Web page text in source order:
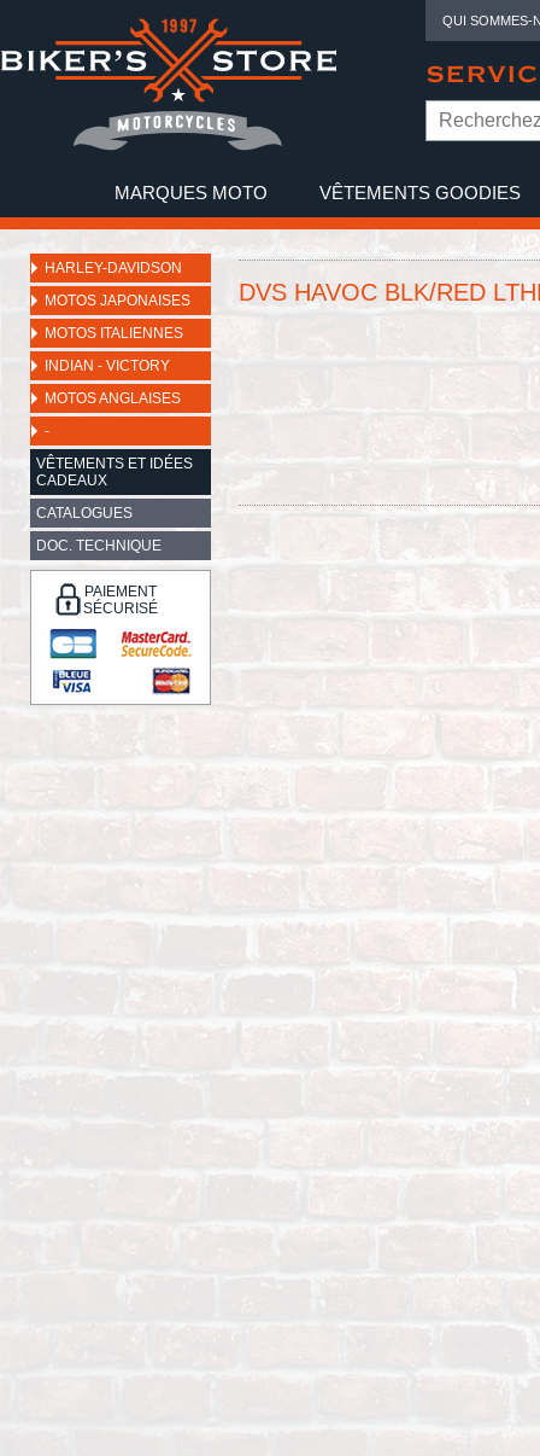
QUI SOMMES-
MARQUES MOTO VÊTEMENTS GOODIES
HARLEY-DAVIDSON
MOTOS JAPONAISES
MOTOS ITALIENNES
INDIAN - VICTORY
MOTOS ANGLAISES
-
VÊTEMENTS ET IDÉES
CADEAUX
CATALOGUES
DOC. TECHNIQUE
PAIEMENT
SÉCURISÉ
DVS HAVOC BLK/RED